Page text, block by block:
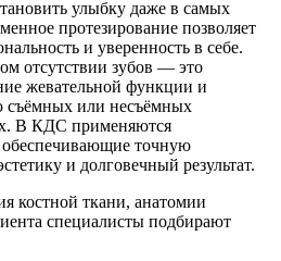
улыбку даже в самых
протезирование позволяет
и уверенность в себе.
отсутствии зубов — это
жевательной функции и
или несъёмных
В КДС применяются
точную
и долговечный результат.
костной ткани, анатомии
специалисты подбирают